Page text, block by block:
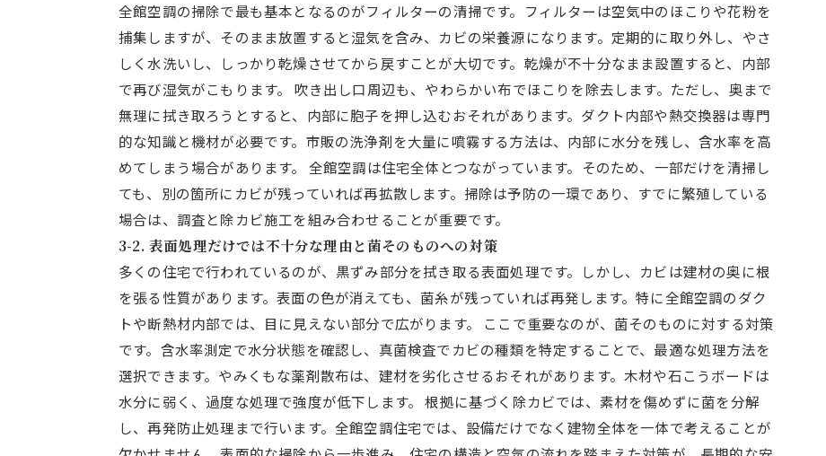
全館空調の掃除で最も基本となるのがフィルターの清掃です。フィルターは空気中のほこりや花粉を
捕集しますが、そのまま放置すると湿気を含み、カビの栄養源になります。定期的に取り外し、やさ
しく水洗いし、しっかり乾燥させてから戻すことが大切です。乾燥が不十分なまま設置すると、内部
で再び湿気がこもります。 吹き出し口周辺も、やわらかい布でほこりを除去します。ただし、奥まで
無理に拭き取ろうとすると、内部に胞子を押し込むおそれがあります。ダクト内部や熱交換器は専門
的な知識と機材が必要です。市販の洗浄剤を大量に噴霧する方法は、内部に水分を残し、含水率を高
めてしまう場合があります。 全館空調は住宅全体とつながっています。そのため、一部だけを清掃し
ても、別の箇所にカビが残っていれば再拡散します。掃除は予防の一環であり、すでに繁殖している
場合は、調査と除カビ施工を組み合わせることが重要です。
3-2. 表面処理だけでは不十分な理由と菌そのものへの対策
多くの住宅で行われているのが、黒ずみ部分を拭き取る表面処理です。しかし、カビは建材の奥に根
を張る性質があります。表面の色が消えても、菌糸が残っていれば再発します。特に全館空調のダク
トや断熱材内部では、目に見えない部分で広がります。 ここで重要なのが、菌そのものに対する対策
です。含水率測定で水分状態を確認し、真菌検査でカビの種類を特定することで、最適な処理方法を
選択できます。やみくもな薬剤散布は、建材を劣化させるおそれがあります。木材や石こうボードは
水分に弱く、過度な処理で強度が低下します。 根拠に基づく除カビでは、素材を傷めずに菌を分解
し、再発防止処理まで行います。全館空調住宅では、設備だけでなく建物全体を一体で考えることが